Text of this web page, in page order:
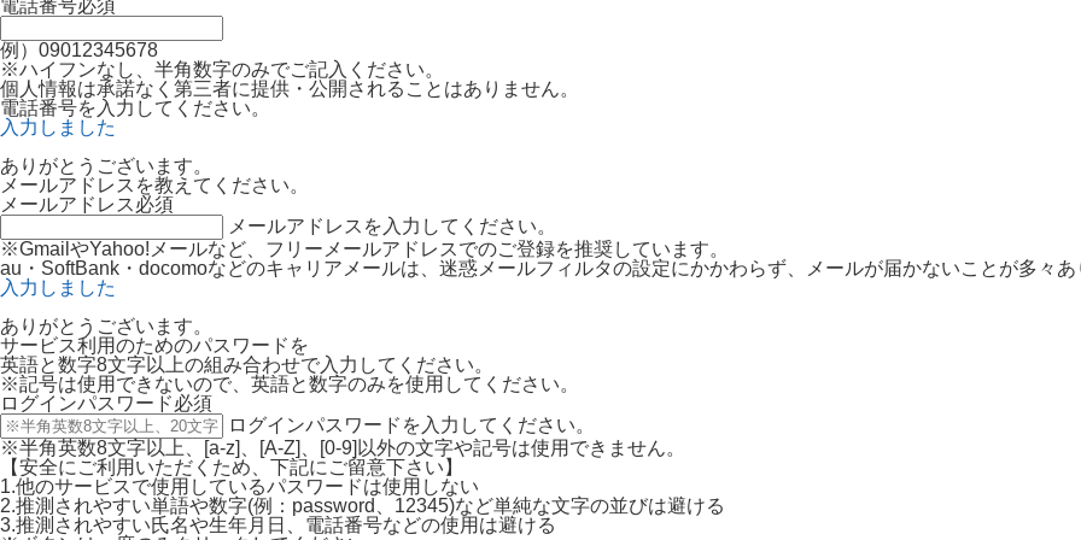
電話番号必須
例）09012345678
※ハイフンなし、半角数字のみでご記入ください。
個人情報は承諾なく第三者に提供・公開されることはありません。
電話番号を入力してください。
入力しました
ありがとうございます。
メールアドレスを教えてください。
メールアドレス必須
メールアドレスを入力してください。
※GmailやYahoo!メールなど、フリーメールアドレスでのご登録を推奨しています。
au・SoftBank・docomoなどのキャリアメールは、迷惑メールフィルタの設定にかかわらず、メールが届かないことが多々あ
入力しました
ありがとうございます。
サービス利用のためのパスワードを
英語と数字8文字以上の組み合わせで入力してください。
※記号は使用できないので、英語と数字のみを使用してください。
ログインパスワード必須
ログインパスワードを入力してください。
※半角英数8文字以上、[a-z]、[A-Z]、[0-9]以外の文字や記号は使用できません。
【安全にご利用いただくため、下記にご留意下さい】
1.他のサービスで使用しているパスワードは使用しない
2.推測されやすい単語や数字(例：password、12345)など単純な文字の並びは避ける
3.推測されやすい氏名や生年月日、電話番号などの使用は避ける